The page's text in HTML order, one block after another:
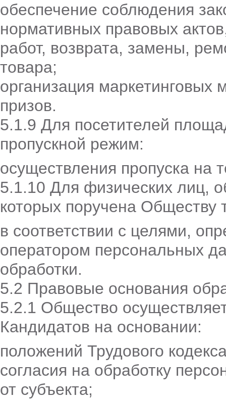
обеспечение соблюдения
нормативных правовых
работ, возврата, замены,
товара;
организация
призов.
5.1.9 Для посетителей
пропускной режим:
осуществления пропуска на
5.1.10 Для физических лиц,
которых поручена Обществу
в соответствии с целями,
оператором персональных
обработки.
5.2 Правовые основания
5.2.1 Общество
Кандидатов на основании:
положений Трудового
согласия на обработку
от субъекта;